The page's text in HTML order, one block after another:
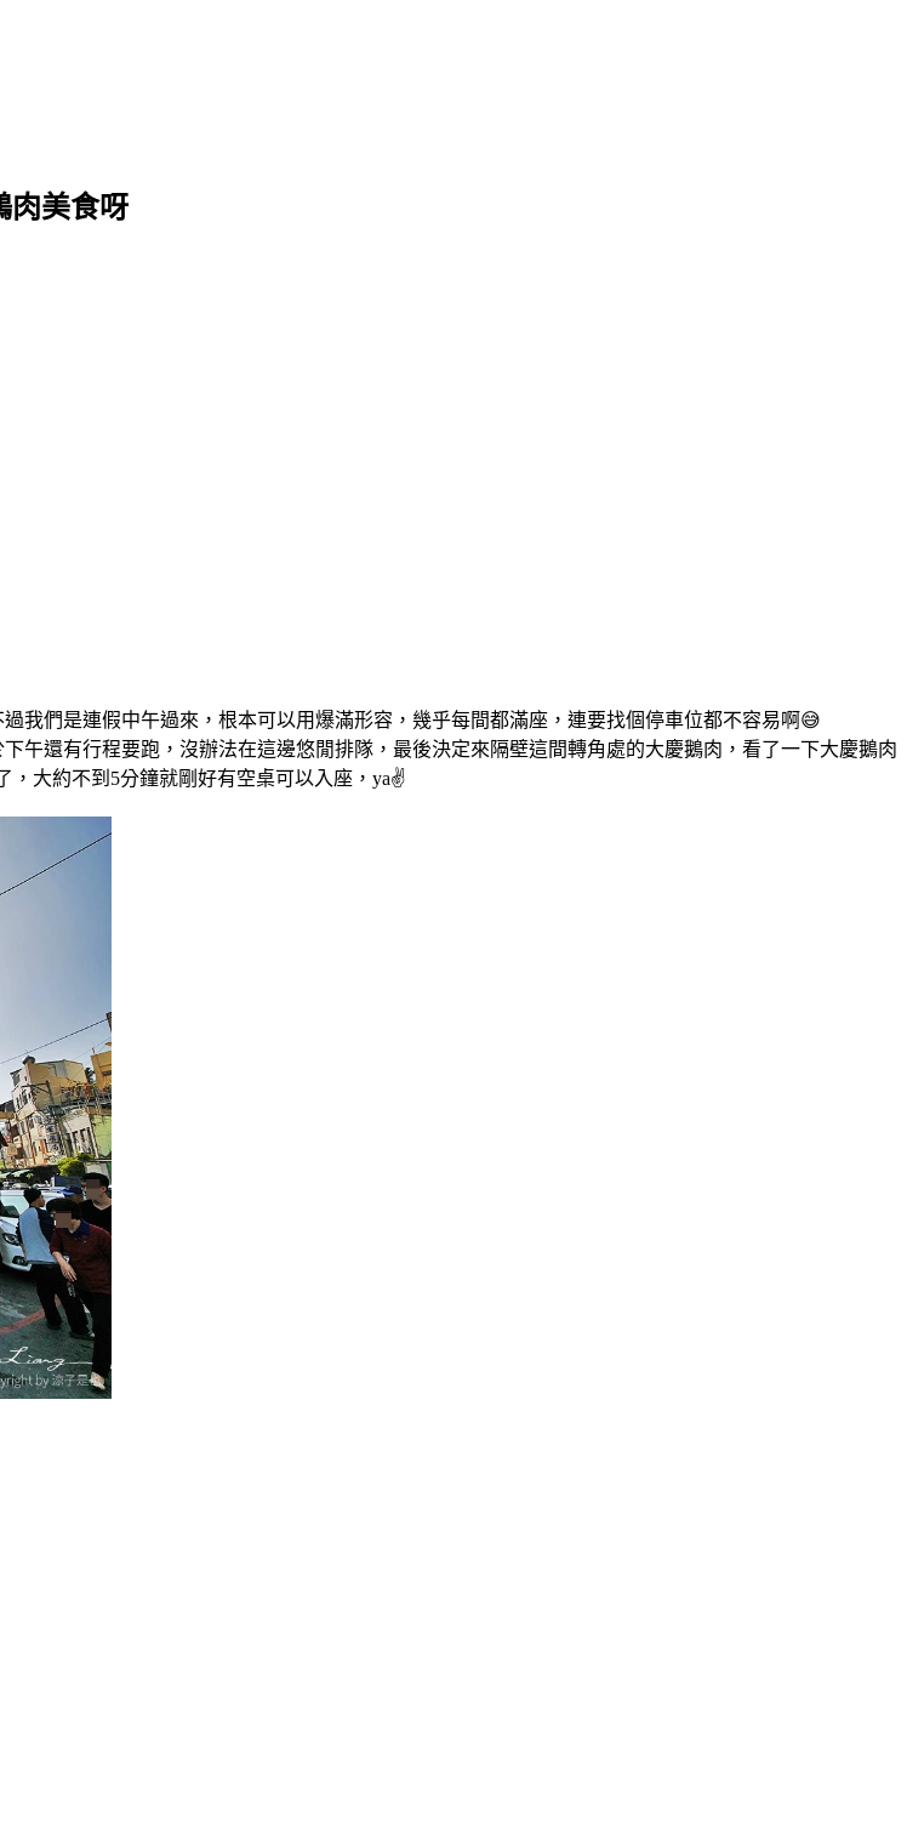
肉美食呀
我們是連假中午過來，根本可以用爆滿形容，幾乎每間都滿座，連要找個停車位都不容易啊😅
午還有行程要跑，沒辦法在這邊悠閒排隊，最後決定來隔壁這間轉角處的大慶鵝肉，看了一下大慶鵝肉
，大約不到5分鐘就剛好有空桌可以入座，ya✌️